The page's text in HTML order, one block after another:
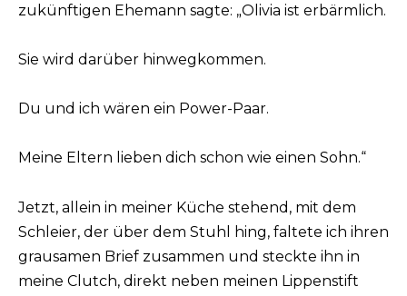
zukünftigen Ehemann sagte: „Olivia ist erbärmlich.
Sie wird darüber hinwegkommen.
Du und ich wären ein Power-Paar.
Meine Eltern lieben dich schon wie einen Sohn.“
Jetzt, allein in meiner Küche stehend, mit dem
Schleier, der über dem Stuhl hing, faltete ich ihren
grausamen Brief zusammen und steckte ihn in
meine Clutch, direkt neben meinen Lippenstift